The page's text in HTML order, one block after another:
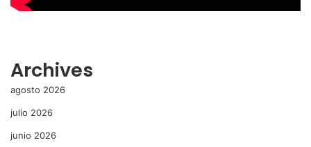
Archives
agosto 2026
julio 2026
junio 2026